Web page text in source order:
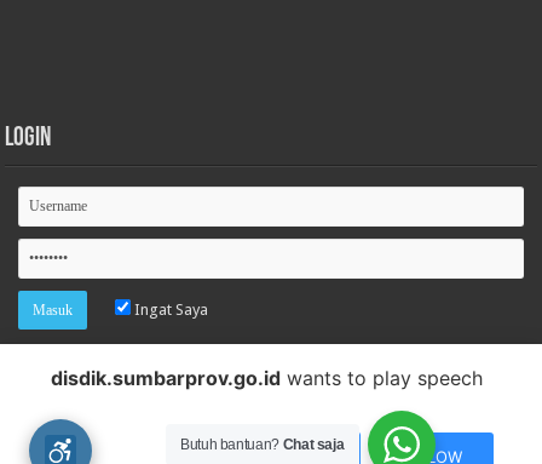
Login
Ingat Saya
Butuh bantuan? Chat saja
disdik.sumbarprov.go.idwants to play speech
ALLOW